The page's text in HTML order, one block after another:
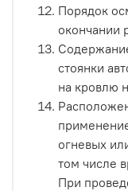
Порядок
окончании
стоянки
на кровлю
огневых
том числе
При